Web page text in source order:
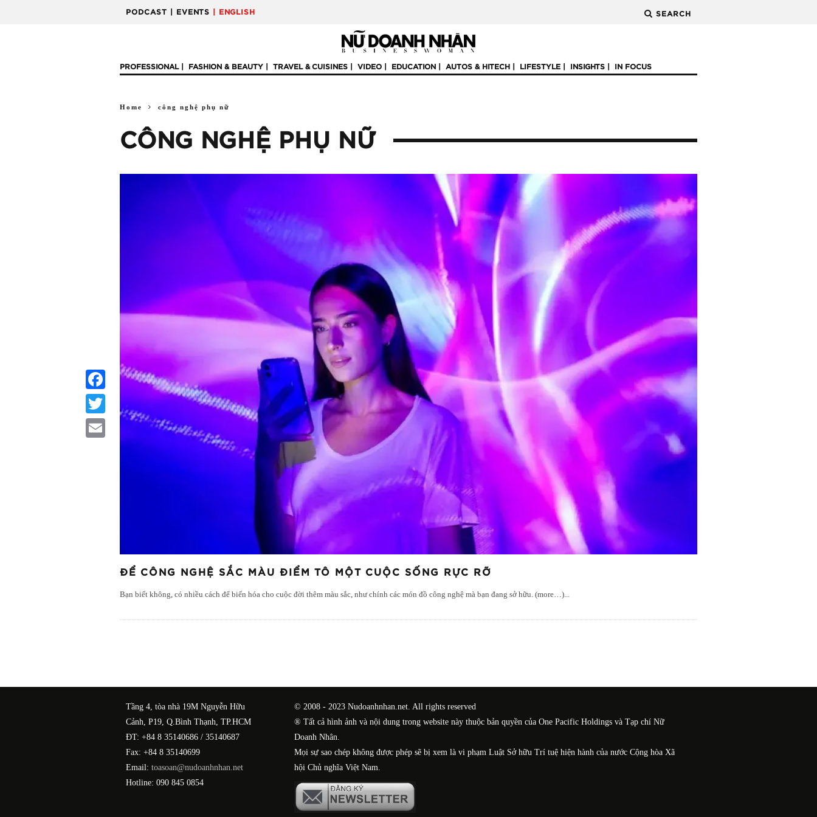
PODCAST | EVENTS | ENGLISH SEARCH
PROFESSIONAL FASHION & BEAUTY TRAVEL & CUISINES VIDEO EDUCATION AUTOS & HITECH LIFESTYLE INSIGHTS IN FOCUS
Home công nghệ phụ nữ
CÔNG NGHỆ PHỤ NỮ
ĐỂ CÔNG NGHỆ SẮC MÀU ĐIỂM TÔ MỘT CUỘC SỐNG RỰC RỠ
Bạn biết không, có nhiều cách để biến hóa cho cuộc đời thêm màu sắc, như chính các món đồ công nghệ mà bạn đang sở hữu. (more…)...
Facebook
Twitter
Tầng 4, tòa nhà 19M Nguyễn Hữu
Cảnh, P19, Q.Bình Thạnh, TP.HCM
ĐT: +84 8 35140686 / 35140687
Fax: +84 8 35140699
Email: toasoan@nudoanhnhan.net
Hotline: 090 845 0854
© 2008 - 2023 Nudoanhnhan.net. All rights reserved
® Tất cả hình ảnh và nội dung trong website này thuộc bản quyền của One Pacific Holdings và Tạp chí Nữ
Doanh Nhân.
Mọi sự sao chép không được phép sẽ bị xem là vi phạm Luật Sở hữu Trí tuệ hiện hành của nước Cộng hòa Xã
hội Chủ nghĩa Việt Nam.